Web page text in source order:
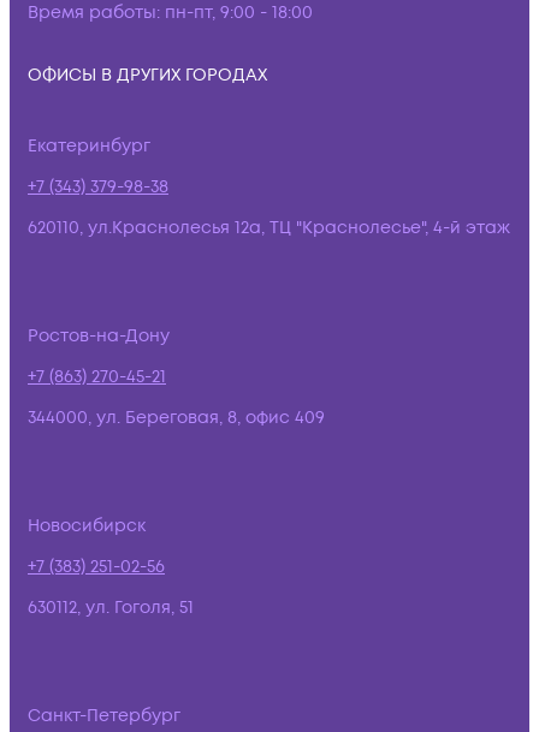
Время работы: пн-пт, 9:00 - 18:00
ОФИСЫ В ДРУГИХ ГОРОДАХ
Екатеринбург
+7 (343) 379-98-38
620110, ул.Краснолесья 12а, ТЦ "Краснолесье", 4-й этаж
Ростов-на-Дону
+7 (863) 270-45-21
344000, ул. Береговая, 8, офис 409
Новосибирск
+7 (383) 251-02-56
630112, ул. Гоголя, 51
Санкт-Петербург